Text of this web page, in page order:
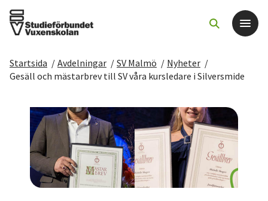
Det här gör vi
För dig som
Sök kurser och evenemang
Om SV
Startsida / Avdelningar / SV Malmö / Nyheter /
Gesäll och mästarbrev till SV våra kursledare i Silversmide